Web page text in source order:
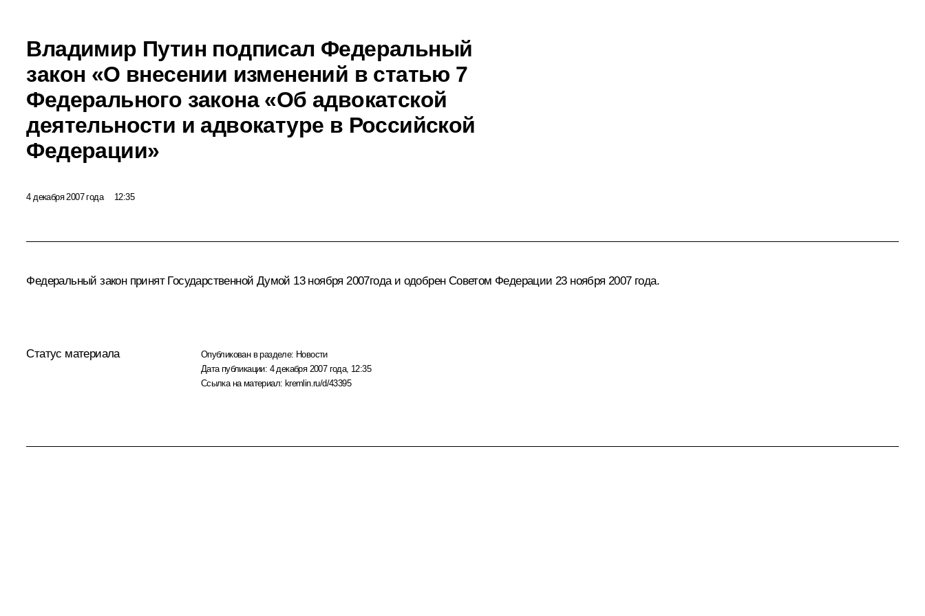
Владимир Путин подписал Федеральный
закон «О внесении изменений в статью 7
Федерального закона «Об адвокатской
деятельности и адвокатуре в Российской
Федерации»
4 декабря 2007 года 12:35
Федеральный закон принят Государственной Думой 13 ноября 2007года и одобрен Советом Федерации 23 ноября 2007 года.
Статус материала Опубликован в разделе: Новости
Дата публикации: 4 декабря 2007 года, 12:35
Ссылка на материал: kremlin.ru/d/43395